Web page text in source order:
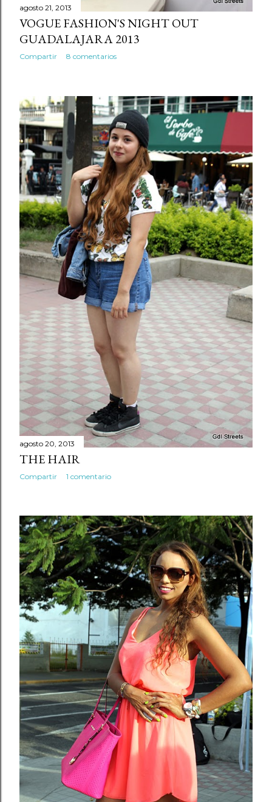
agosto 21, 2013
VOGUE FASHION'S NIGHT OUT
GUADALAJARA 2013
Compartir 8 comentarios
agosto 20, 2013
THE HAIR
Compartir 1 comentario